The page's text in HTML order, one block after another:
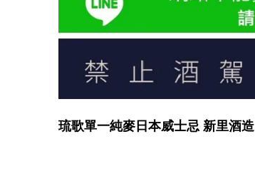
琉歌單一純麥日本威士忌 新里酒造